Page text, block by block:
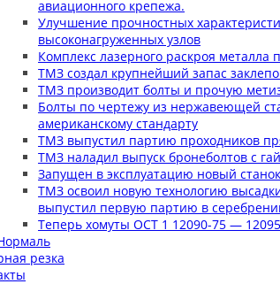
авиационного крепежа.
Улучшение прочностных
высоконагруженных узлов
Комплекс лазерного раскроя
ТМЗ создал крупнейший запас
ТМЗ производит болты и прочую
Болты по чертежу из нержавеющей
американскому стандарту
ТМЗ выпустил партию проходников
ТМЗ наладил выпуск бронеболтов с
Запущен в эксплуатацию новый
ТМЗ освоил новую технологию
выпустил первую партию в
Теперь хомуты ОСТ 1 12090-75 —
резка